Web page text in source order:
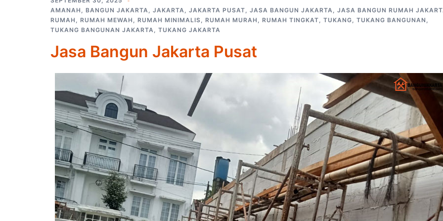
AMANAH , BANGUN JAKARTA, JAKARTA, JAKARTA PUSAT, JASA BANGUN JAKARTA, JASA BANGUN RUMAH
RUMAH , RUMAH MEWAH , RUMAH MINIMALIS, RUMAH MURAH , RUMAH TINGKAT, TUKANG, TUKANG BANGUNAN ,
TUKANG BANGUNAN JAKARTA, TUKANG JAKARTA
Jasa Bangun Jakarta Pusat